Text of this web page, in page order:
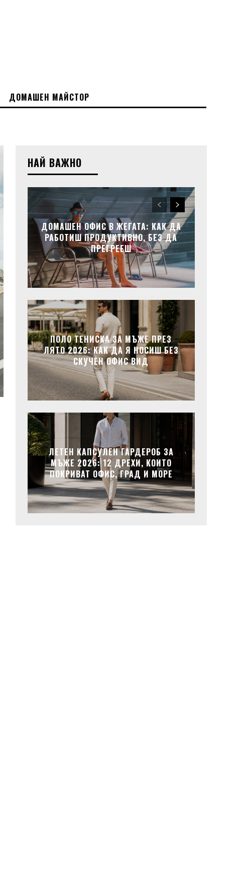
ДОМАШЕН МАЙСТОР
НАЙ ВАЖНО
ДОМАШЕН ОФИС В ЖЕГАТА: КАК ДА
РАБОТИШ ПРОДУКТИВНО, БЕЗ ДА
ПРЕГРЕЕШ
ПОЛО ТЕНИСКА ЗА МЪЖЕ ПРЕЗ
ЛЯТО 2026: КАК ДА Я НОСИШ БЕЗ
СКУЧЕН ОФИС ВИД
ЛЕТЕН КАПСУЛЕН ГАРДЕРОБ ЗА
МЪЖЕ 2026: 12 ДРЕХИ, КОИТО
ПОКРИВАТ ОФИС, ГРАД И МОРЕ